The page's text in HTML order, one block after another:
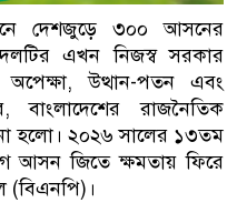
দেশজুড়ে ৩০০ আসনের
এখন নিজস্ব সরকার
উত্থান-পতন এবং
বাংলাদেশের রাজনৈতিক
হলো। ২০২৬ সালের ১৩তম
আসন জিতে ক্ষমতায় ফিরে
(বিএনপি)।